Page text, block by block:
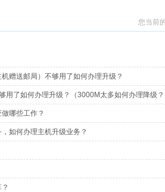
您当前
赠送邮局）不够用了如何办理升级？
用了如何办理升级？（3000M太多如何办理降级
哪些工作？
如何办理主机升级业务？